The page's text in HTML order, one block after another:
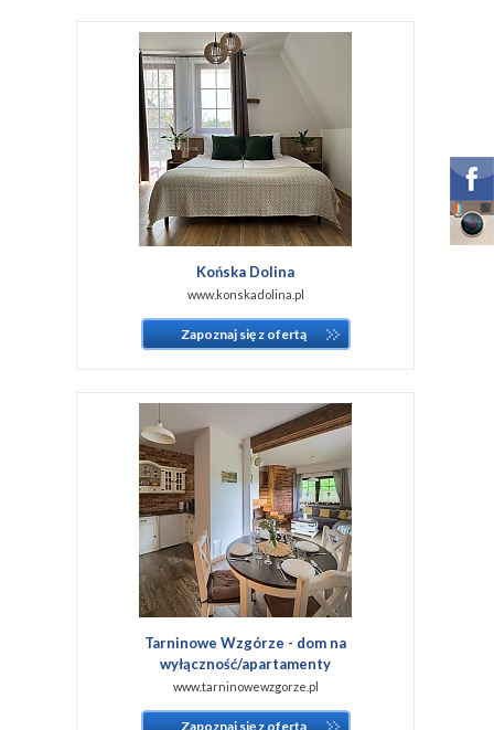
Końska Dolina
www.konskadolina.pl
Zapoznaj się z ofertą
Tarninowe Wzgórze - dom na
wyłączność/apartamenty
www.tarninowewzgorze.pl
Zapoznaj się z ofertą